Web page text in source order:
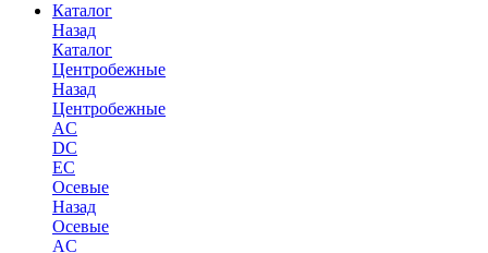
Каталог
Назад
Каталог
Центробежные
Назад
Центробежные
AC
DC
EC
Осевые
Назад
Осевые
AC